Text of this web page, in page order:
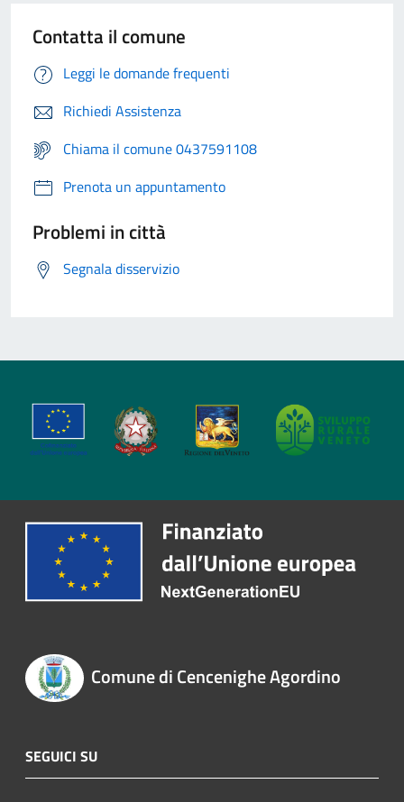
Contatta il comune
Leggi le domande frequenti
Richiedi Assistenza
Chiama il comune 0437591108
Prenota un appuntamento
Problemi in città
Segnala disservizio
Comune di Cencenighe Agordino
SEGUICI SU